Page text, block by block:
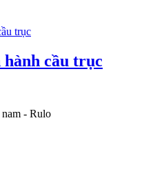
cầu trục